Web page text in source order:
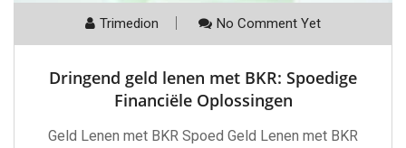
Trimedion No Comment Yet
Dringend geld lenen met BKR: Spoedige
Financiële Oplossingen
Geld Lenen met BKR Spoed Geld Lenen met BKR